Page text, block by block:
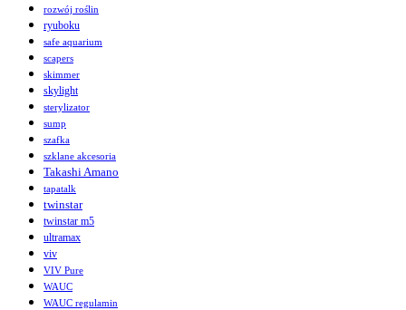
rozwój roślin
ryuboku
safe aquarium
scapers
skimmer
skylight
sterylizator
sump
szafka
szklane akcesoria
Takashi Amano
tapatalk
twinstar
twinstar m5
ultramax
viv
VIV Pure
WAUC
WAUC regulamin